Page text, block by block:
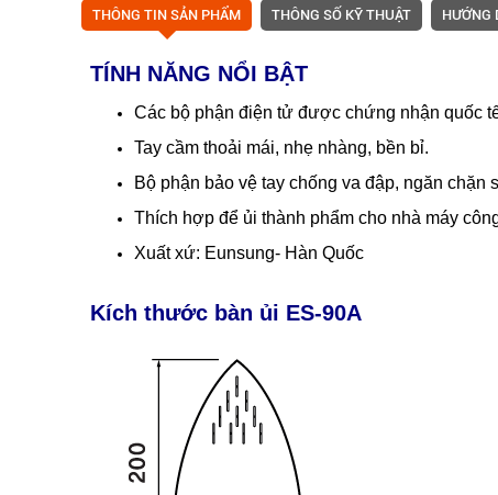
THÔNG TIN SẢN PHẨM THÔNG SỐ KỸ THUẬT HƯỚNG
TÍNH NĂNG NỔI BẬT
Các bộ phận điện tử được chứng nhận quốc
Tay cầm thoải mái, nhẹ nhàng, bền bỉ.
Bộ phận bảo vệ tay chống va đập, ngăn chặn
Thích hợp để ủi thành phẩm cho nhà máy
Xuất xứ: Eunsung- Hàn Quốc
Kích thước bàn ủi ES-90A